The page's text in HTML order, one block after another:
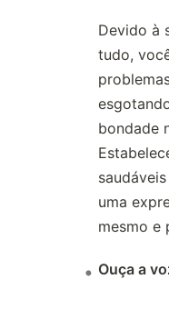
Devido à
tudo,
bondade
uma
mesmo e
Ouça a